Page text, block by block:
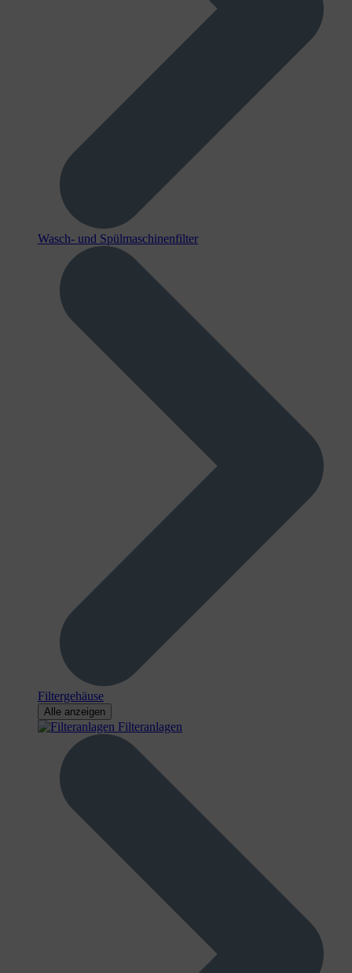
Wasch- und Spülmaschinenfilter
Filtergehäuse
Alle anzeigen
Filteranlagen